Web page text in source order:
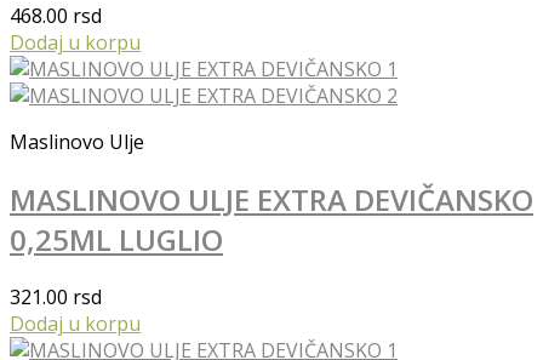
468.00 rsd
Dodaj u korpu
Maslinovo Ulje
MASLINOVO ULJE EXTRA DEVIČANSKO
0,25ML LUGLIO
321.00 rsd
Dodaj u korpu